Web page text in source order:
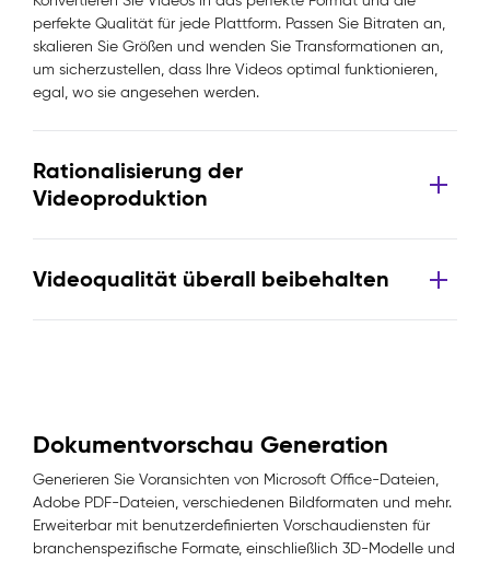
perfekte Qualität für jede Plattform. Passen Sie Bitraten an,
skalieren Sie Größen und wenden Sie Transformationen an,
um sicherzustellen, dass Ihre Videos optimal funktionieren,
egal, wo sie angesehen werden.
Rationalisierung der
Videoproduktion
Videoqualität überall beibehalten
Dokumentvorschau Generation
Generieren Sie Voransichten von Microsoft Office-Dateien,
Adobe PDF-Dateien, verschiedenen Bildformaten und mehr.
Erweiterbar mit benutzerdefinierten Vorschaudiensten für
branchenspezifische Formate, einschließlich 3D-Modelle und